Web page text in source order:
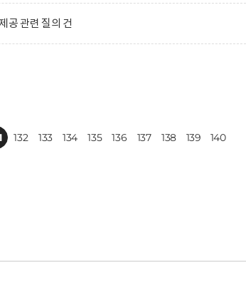
공 관련 질의 건
132 133 134 135 136 137 138 139 140